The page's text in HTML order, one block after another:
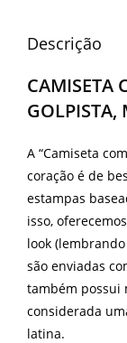
Descrição
CAMISETA
GOLPISTA,
A “Camiseta
coração é de
estampas
isso,
look
são enviadas
também possui
considerada
latina.